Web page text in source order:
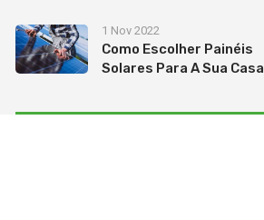
1 Nov 2022
Como Escolher Painéis
Solares Para A Sua Casa